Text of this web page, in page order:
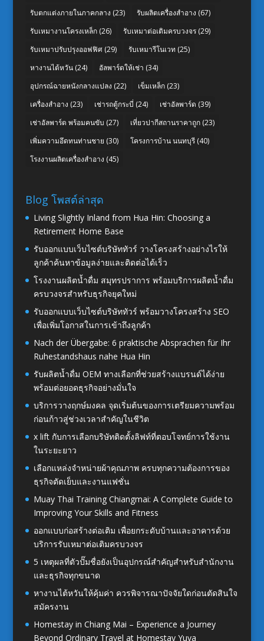
รับตกแต่งภายในภาคกลาง (23) รับผลิตเครื่องสำอาง (67)
รับเหมางานโครงเหล็ก(26) รับเหมาต่อเติมครบวงจร(29)
รับเหมาปรับปรุงออฟฟิศ(29) รับเหมารีโนเวท (25)
หางานไต้หวัน(24) อัลพาร์ดให้เช่า (34)
อุปกรณ์ฉายหนังกลางแปลง (22) เข็มเหล็ก(23)
เครื่องสำอาง (23) เช่ารถตู้กระบี่ (24) เช่าอัลพาร์ด (39)
เช่าอัลพาร์ด พร้อมคนขับ (27) เที่ยวปากีสถานราคาถูก(23)
เพิ่มความอึดทนท่านชาย (30) โครงการบ้าน นนทบุรี(40)
โรงงานผลิตเครื่องสำอาง (45)
Blog โพสต์ล่าสุด
Living Slightly Inland from Hua Hin: Choosing a
Retirement Home Base
รับออกแบบเว็บไซต์บริษัททัวร์ วางโครงสร้างอย่างไรให้
ลูกค้าค้นหาข้อมูลง่ายและติดต่อได้เร็ว
โรงงานผลิตน้ำดื่ม สมุทรปราการ พร้อมบริการผลิตน้ำดื่ม
ครบวงจรสำหรับธุรกิจยุคใหม่
รับออกแบบเว็บไซต์บริษัททัวร์ พร้อมวางโครงสร้าง SEO
เพื่อเพิ่มโอกาสในการเข้าถึงลูกค้า
Nach der Übergabe: 6 praktische Absprachen für Ihr
Ruhestandshaus nahe Hua Hin
รับผลิตน้ำดื่ม OEM ทางเลือกที่ช่วยสร้างแบรนด์ได้ง่าย
พร้อมต่อยอดธุรกิจอย่างมั่นใจ
บริการวางฤกษ์มงคล จุดเริ่มต้นของการเตรียมความพร้อม
ก่อนก้าวสู่ช่วงเวลาสำคัญในชีวิต
x lift กับการเลือกบริษัทติดตั้งลิฟท์ที่ตอบโจทย์การใช้งาน
ในระยะยาว
เลือกแหล่งจำหน่ายผ้าคุณภาพ ครบทุกความต้องการของ
ธุรกิจตัดเย็บและงานแฟชั่น
Muay Thai Training Chiangmai: A Complete Guide to
Improving Your Skills and Fitness
ออกแบบก่อสร้างต่อเติม เพื่อยกระดับบ้านและอาคารด้วย
บริการรับเหมาต่อเติมครบวงจร
5 เหตุผลที่ตัวปั๊มชื่อยังเป็นอุปกรณ์สำคัญสำหรับสำนักงาน
และธุรกิจทุกขนาด
หางานไต้หวันให้คุ้มค่า ควรพิจารณาปัจจัยใดก่อนตัดสินใจ
สมัครงาน
Homestay in Chiang Mai – Experience a Journey
Beyond Ordinary Travel at Homestay Yuva